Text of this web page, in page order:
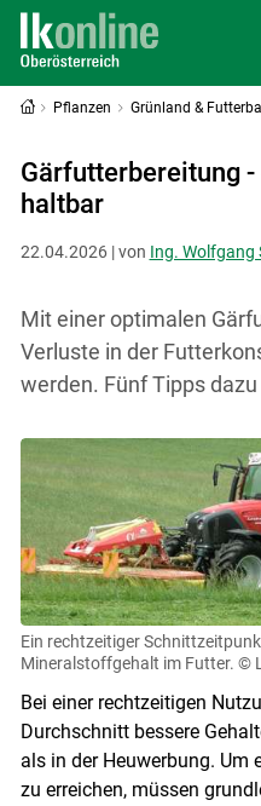
Pflanzen Grünland &
Gärfutterbereitung
haltbar
22.04.2026 | von Ing. Wolfgang
Mit einer optimalen
Verluste in der
werden. Fünf Tipps
Ein rechtzeitiger
Mineralstoffgehalt im Futter. ©
Bei einer rechtzeitigen
Durchschnitt bessere
als in der Heuwerbung. Um
zu erreichen, müssen